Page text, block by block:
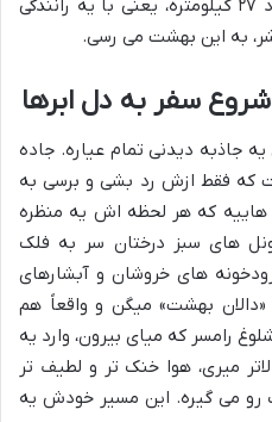
جواهرده تا مرکز شهر رامسر حدود ۲۷ کیلومتره، یعنی با یه رانندگی
به این بهشت می رسی.
شروع سفر به دل ابرها
جاذبه دیدنی تمام عیاره. جاده
که فقط ازش رد بشی و برسی به
که هر لحظه اش یه منظره
های سبز درختان سر به فلک
های خروشان و آبشارهای
بهشت» میگن و واقعاً هم
رامسر که میای بیرون، وارد یه
میری، هوا خنک تر و لطیف تر
رو می گیره. این مسیر خودش یه